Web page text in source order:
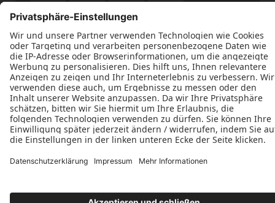
  
   
  
Datenschutz Impressum
Kontakt